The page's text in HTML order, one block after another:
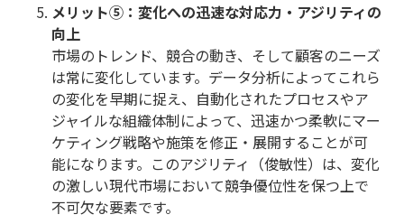
メリット⑤：変化への迅速な対応力・アジリティの
向上
市場のトレンド、競合の動き、そして顧客のニーズ
は常に変化しています。データ分析によってこれら
の変化を早期に捉え、自動化されたプロセスやア
ジャイルな組織体制によって、迅速かつ柔軟にマー
ケティング戦略や施策を修正・展開することが可
能になります。このアジリティ（俊敏性）は、変化
の激しい現代市場において競争優位性を保つ上で
不可欠な要素です。